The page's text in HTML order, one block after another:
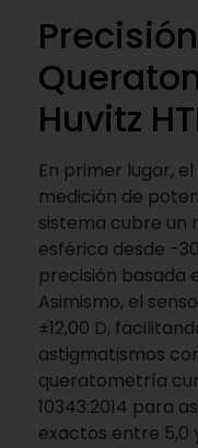
Huvitz
En primer lugar, el
medición de
sistema cubre un
esférica desde -
precisión basada
Asimismo, el
±12,00 D,
astigmatismos
queratometría
10343:2014 para
exactos entre 5,0